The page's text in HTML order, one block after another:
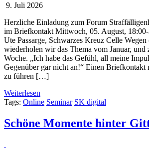
9. Juli 2026
Herzliche Einladung zum Forum
im Briefkontakt Mittwoch, 05. August,
Ute Passarge, Schwarzes Kreuz Celle
wiederholen wir das Thema vom Januar, und
Woche. „Ich habe das Gefühl, all meine
Gegenüber gar nicht an!“ Einen Briefkontakt
zu führen […]
Weiterlesen
Tags: Online Seminar SK digital
Schöne Momente hinter